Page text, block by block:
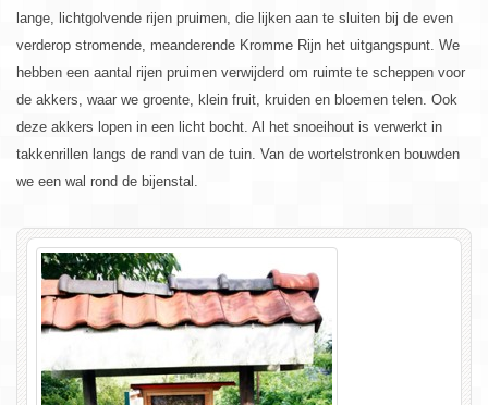
lange, lichtgolvende rijen pruimen, die lijken aan te sluiten bij de even
verderop stromende, meanderende Kromme Rijn het uitgangspunt. We
hebben een aantal rijen pruimen verwijderd om ruimte te scheppen voor
de akkers, waar we groente, klein fruit, kruiden en bloemen telen. Ook
deze akkers lopen in een licht bocht. Al het snoeihout is verwerkt in
takkenrillen langs de rand van de tuin. Van de wortelstronken bouwden
we een wal rond de bijenstal.